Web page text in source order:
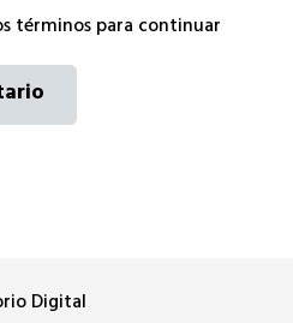
términos para continuar
Digital